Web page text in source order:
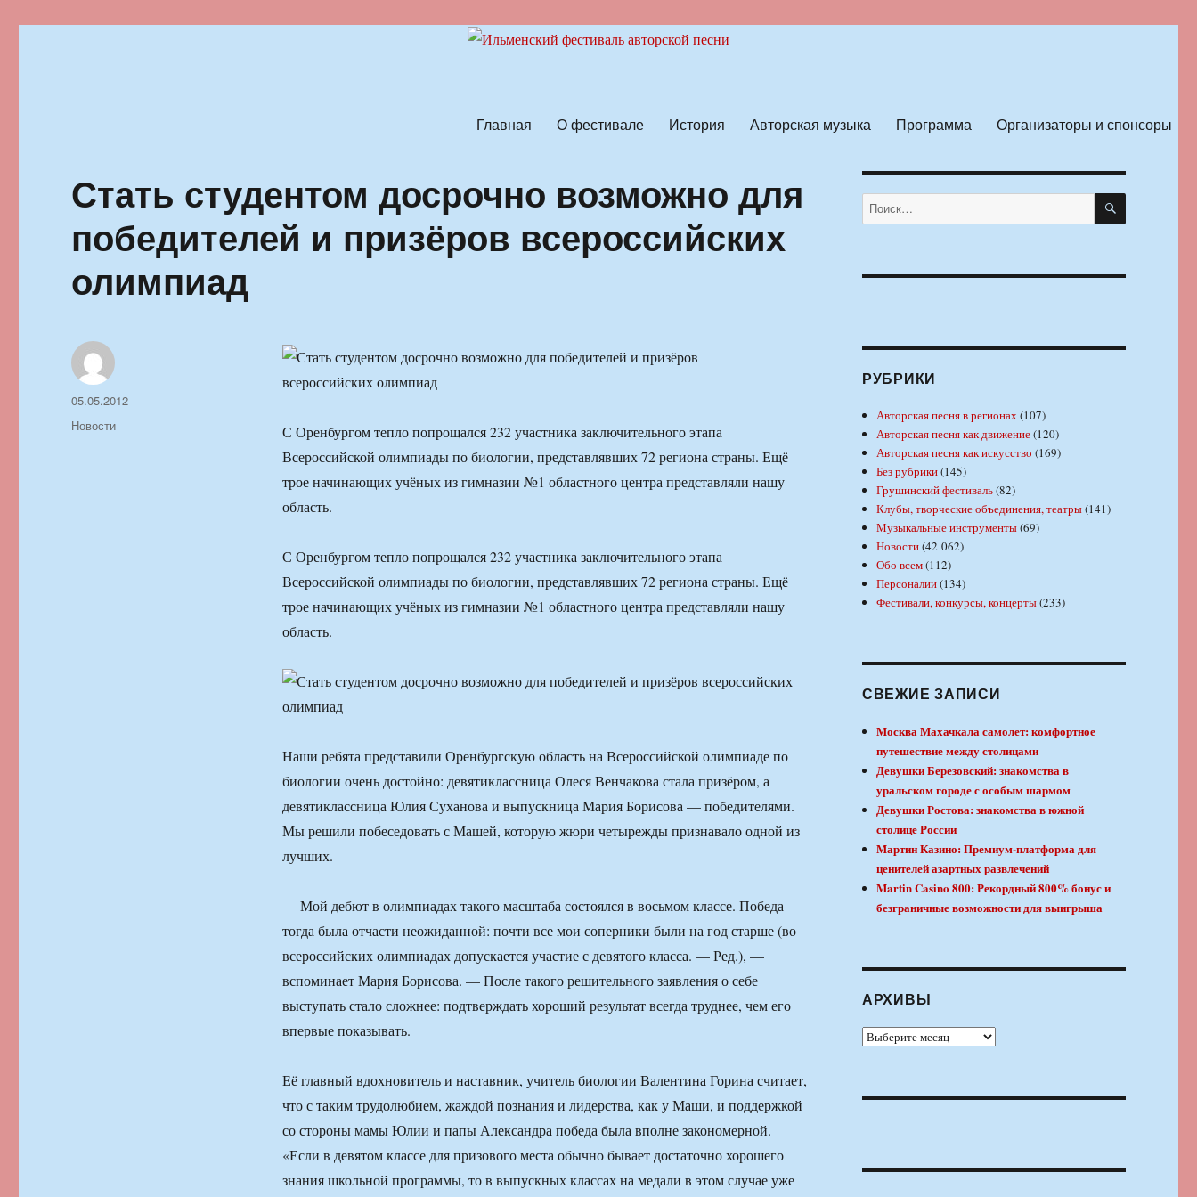
Главная О фестивале История Авторская музыка Программа Организаторы и спонсоры
Стать студентом досрочно возможно для
победителей и призёров всероссийских
олимпиад
С Оренбургом тепло попрощался 232 участника заключительного этапа
Всероссийской олимпиады по биологии, представлявших 72 региона страны. Ещё
трое начинающих учёных из гимназии №1 областного центра представляли нашу
область.
С Оренбургом тепло попрощался 232 участника заключительного этапа
Всероссийской олимпиады по биологии, представлявших 72 региона страны. Ещё
трое начинающих учёных из гимназии №1 областного центра представляли нашу
область.
Наши ребята представили Оренбургскую область на Всероссийской олимпиаде по
биологии очень достойно: девятиклассница Олеся Венчакова стала призёром, а
девятиклассница Юлия Суханова и выпускница Мария Борисова — победителями.
Мы решили побеседовать с Машей, которую жюри четырежды признавало одной из
лучших.
— Мой дебют в олимпиадах такого масштаба состоялся в восьмом классе. Победа
тогда была отчасти неожиданной: почти все мои соперники были на год старше (во
всероссийских олимпиадах допускается участие с девятого класса. — Ред.), —
вспоминает Мария Борисова. — После такого решительного заявления о себе
выступать стало сложнее: подтверждать хороший результат всегда труднее, чем его
впервые показывать.
Её главный вдохновитель и наставник, учитель биологии Валентина Горина считает,
что с таким трудолюбием, жаждой познания и лидерства, как у Маши, и поддержкой
со стороны мамы Юлии и папы Александра победа была вполне закономерной.
«Если в девятом классе для призового места обычно бывает достаточно хорошего
знания школьной программы, то в выпускных классах на медали в этом случае уже
Автор
Опубликовано
05.05.2012
Рубрики
Новости
Искать: ПОИСК
РУБРИКИ
Авторская песня в регионах(107)
Авторская песня как движение(120)
Авторская песня как искусство (169)
Без рубрики(145)
Грушинский фестиваль(82)
Клубы, творческие объединения, театры(141)
Музыкальные инструменты(69)
Новости(42 062)
Обо всем(112)
Персоналии(134)
Фестивали, конкурсы, концерты(233)
СВЕЖИЕ ЗАПИСИ
Москва Махачкала самолет: комфортное
путешествие между столицами
Девушки Березовский: знакомства в
уральском городе с особым шармом
Девушки Ростова: знакомства в южной
столице России
Мартин Казино: Премиум-платформа для
ценителей азартных развлечений
Martin Casino 800: Рекордный 800% бонус и
безграничные возможности для выигрыша
АРХИВЫ
Архивы